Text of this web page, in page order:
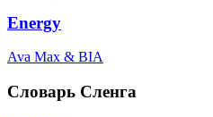
Energy
Ava Max & BIA
Словарь Сленга